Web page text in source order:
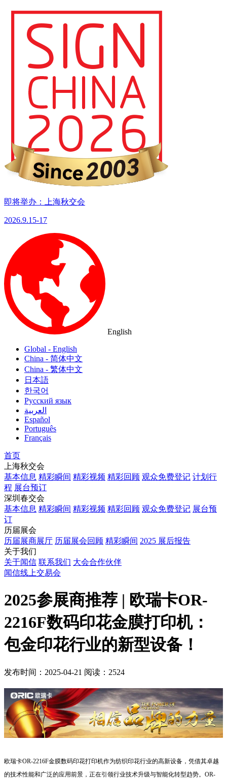
即将举办：上海秋交会
2026.9.15-17
English
Global - English
China - 简体中文
China - 繁体中文
日本語
한국어
Русский язык
العربية
Español
Português
Français
首页
上海秋交会
基本信息 精彩瞬间 精彩视频 精彩回顾 观众免费登记 计划行
程 展台预订
深圳春交会
基本信息 精彩瞬间 精彩视频 精彩回顾 观众免费登记 展台预
订
历届展会
历届展商展厅 历届展会回顾 精彩瞬间 2025 展后报告
关于我们
关于闻信 联系我们 大会合作伙伴
闻信线上交易会
2025参展商推荐 | 欧瑞卡OR-
2216F数码印花金膜打印机：
包金印花行业的新型设备！
发布时间：2025-04-21 阅读：2524
欧瑞卡OR-2216F金膜数码印花打印机作为纺织印花行业的高新设备，凭借其卓越
的技术性能和广泛的应用前景，正在引领行业技术升级与智能化转型趋势。OR-